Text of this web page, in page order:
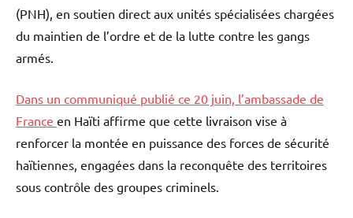
(PNH), en soutien direct aux unités spécialisées chargées
du maintien de l’ordre et de la lutte contre les gangs
armés.
Dans un communiqué publié ce 20 juin, l’ambassade de
France en Haïti affirme que cette livraison vise à
renforcer la montée en puissance des forces de sécurité
haïtiennes, engagées dans la reconquête des territoires
sous contrôle des groupes criminels.